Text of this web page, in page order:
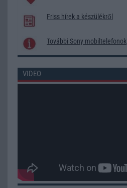
Friss hírek a készülékről
További Sony mobiltelefonok
VIDEO